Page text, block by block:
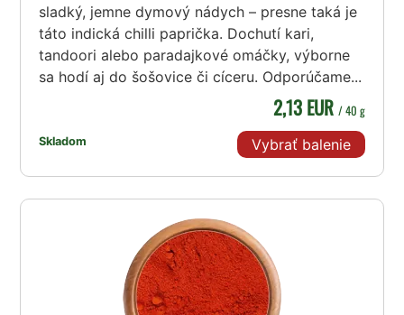
sladký, jemne dymový nádych – presne taká je
táto indická chilli paprička. Dochutí kari,
tandoori alebo paradajkové omáčky, výborne
sa hodí aj do šošovice či cíceru. Odporúčame...
Skladom
2,13 EUR / 40 g
Vybrať balenie